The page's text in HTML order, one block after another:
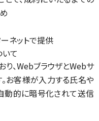
ネットで提供
て
、WebブラウザとWebサ
お客様が入力する氏名や
動的に暗号化されて送信